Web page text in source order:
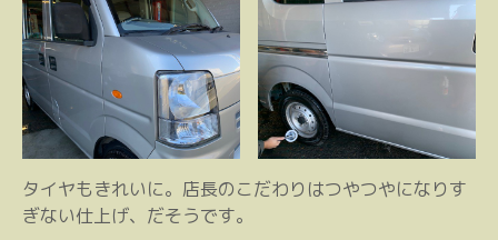
タイヤもきれいに。店長のこだわりはつやつやになりす
ぎない仕上げ、だそうです。